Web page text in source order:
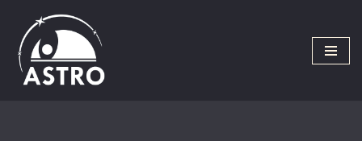
Saltar
al
contenido